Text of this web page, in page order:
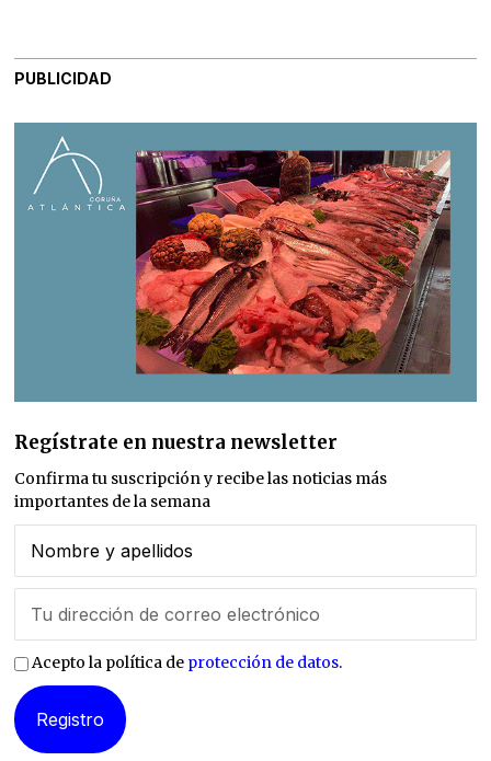
PUBLICIDAD
Regístrate en nuestra newsletter
Confirma tu suscripción y recibe las noticias más
importantes de la semana
Acepto la política de protección de datos.